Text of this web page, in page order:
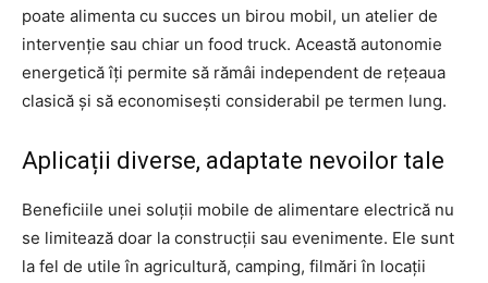
poate alimenta cu succes un birou mobil, un atelier de
intervenție sau chiar un food truck. Această autonomie
energetică îți permite să rămâi independent de rețeaua
clasică și să economisești considerabil pe termen lung.
Aplicații diverse, adaptate nevoilor tale
Beneficiile unei soluții mobile de alimentare electrică nu
se limitează doar la construcții sau evenimente. Ele sunt
la fel de utile în agricultură, camping, filmări în locații